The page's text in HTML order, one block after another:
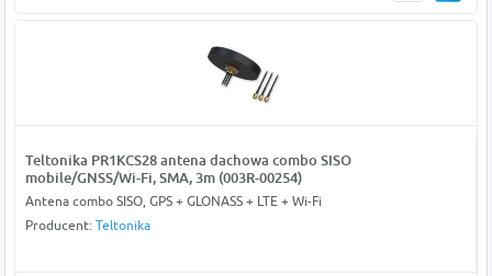
Teltonika PR1KCS28 antena dachowa combo SISO
mobile/GNSS/Wi-Fi, SMA, 3m (003R-00254)
Antena combo SISO, GPS + GLONASS + LTE + Wi-Fi
Producent: Teltonika